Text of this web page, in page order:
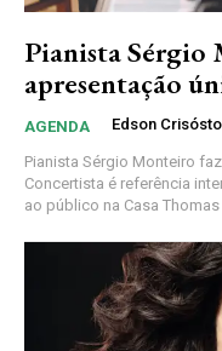
Pianista Sérgio
apresentação
AGENDA Edson
Pianista Sérgio Monteiro
Concertista é referência
ao público na Casa